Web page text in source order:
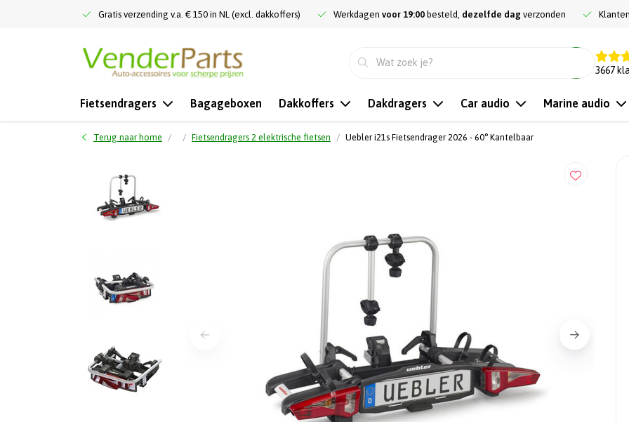
Gratis verzending v.a. € 150 in NL (excl. dakkoffers) Werkdagen voor 19:00 besteld, dezelfde dag verzonden
3667
Fietsendragers Bagageboxen Dakkoffers Dakdragers Car audio Marine audio
Terug naar home Fietsendragers 2 elektrische fietsen Uebler i21s Fietsendrager 2026 - 60° Kantelbaar